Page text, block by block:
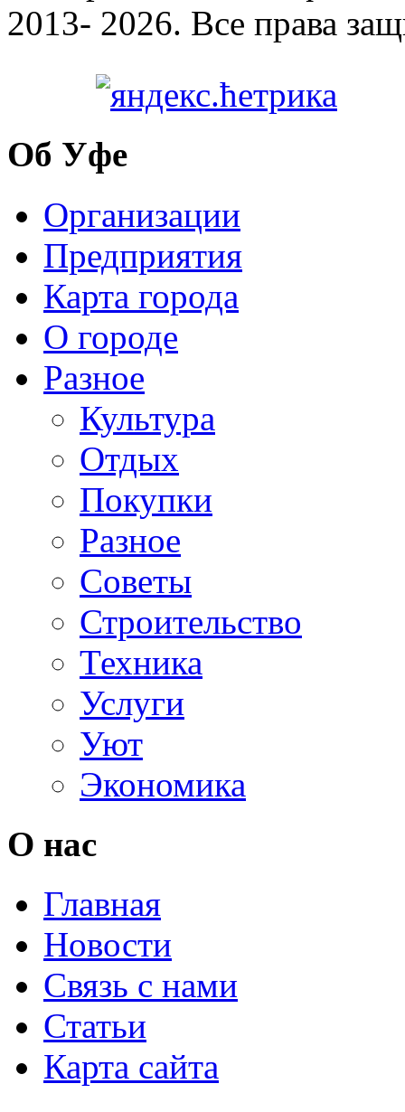
2013- 2026. Все права
Об Уфе
Организации
Предприятия
Карта города
О городе
Разное
Культура
Отдых
Покупки
Разное
Советы
Строительство
Техника
Услуги
Уют
Экономика
О нас
Главная
Новости
Связь с нами
Статьи
Карта сайта